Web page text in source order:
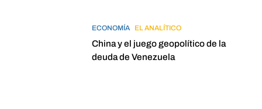
ECONOMÍA EL ANALÍTICO
China y el juego geopolítico de la
deuda de Venezuela